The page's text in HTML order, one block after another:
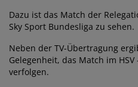
Dazu ist das Match der
Sky Sport Bundesliga zu sehen.
Neben der TV-Übertragung
Gelegenheit, das Match im
verfolgen.